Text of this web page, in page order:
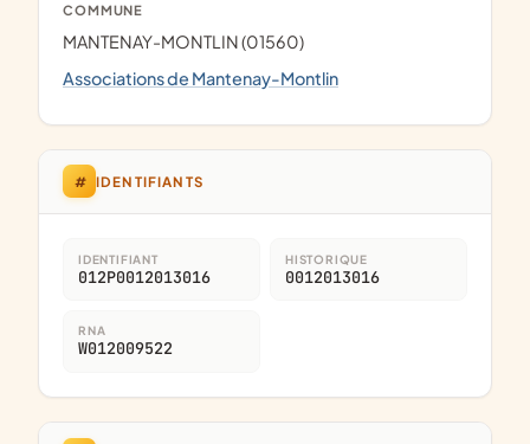
COMMUNE
MANTENAY-MONTLIN (01560)
Associations de Mantenay-Montlin
# IDENTIFIANTS
IDENTIFIANT
012P0012013016
HISTORIQUE
0012013016
RNA
W012009522